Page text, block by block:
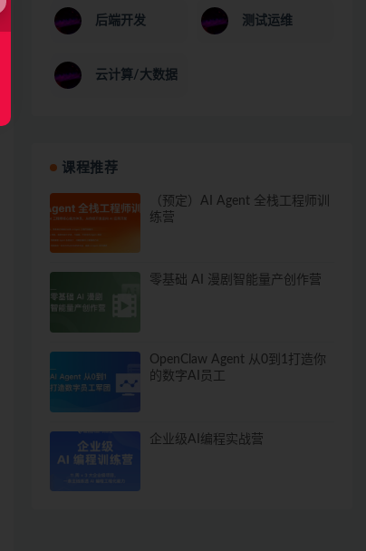
后端开发 测试运维
云计算/大数据
课程推荐
（预定）AI Agent 全栈工程师训
练营
零基础 AI 漫剧智能量产创作营
OpenClaw Agent 从0到1打造你
的数字AI员工
企业级AI编程实战营